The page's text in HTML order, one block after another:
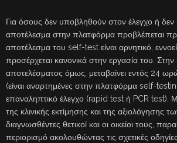
Για όσους δεν υποβληθούν στον έλεγχο ή
αποτέλεσμα στην πλατφόρμα προβλέπεται
αποτέλεσμα του self-test είναι αρνητικό,
προσέρχεται κανονικά στην εργασία του.
αποτελέσματος όμως, μεταβαίνει εντός 24
(είναι αναρτημένες στην πλατφόρμα self-
επαναληπτικό έλεγχο (rapid test ή PCR test).
της κλινικής εκτίμησης και της αξιολόγησης
διαγνωσθέντες θετικοί και οι οικείοι τους,
περιορισμό ακολουθώντας τις σχετικές